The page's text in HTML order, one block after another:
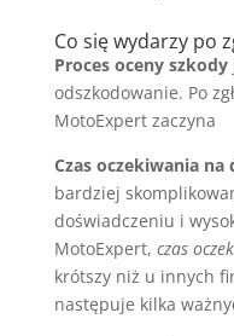
Co się wydarzy po
Proces oceny szkody
odszkodowanie. Po
MotoExpert zaczyna
Czas oczekiwania na
bardziej
doświadczeniu i
MotoExpert, czas
krótszy niż u innych
następuje kilka